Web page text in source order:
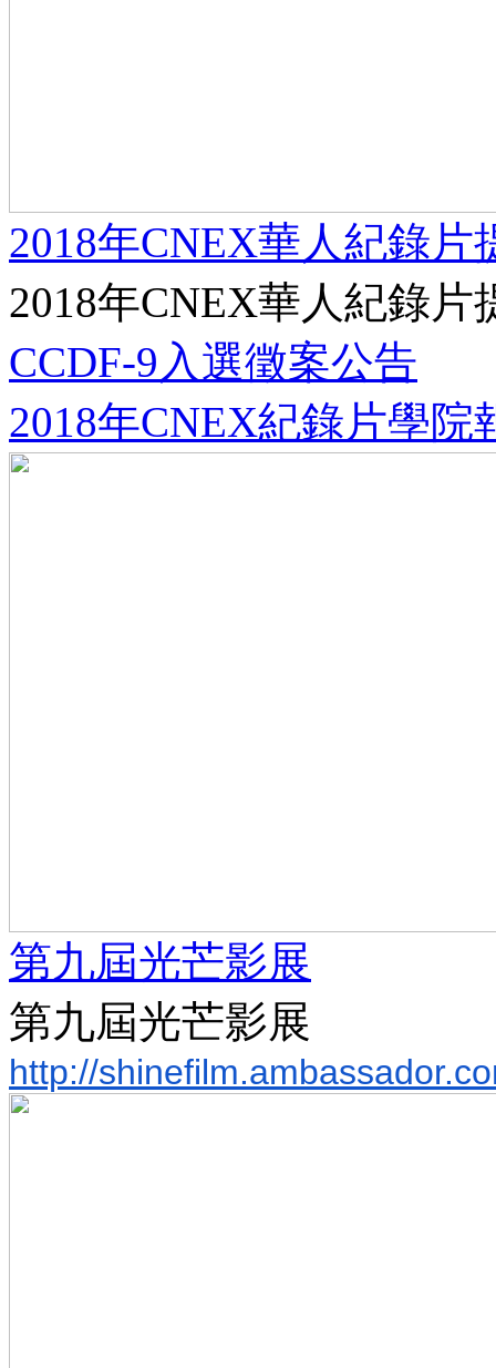
2018年CNEX華人紀錄片
2018年CNEX華人紀錄片
CCDF-9入選徵案公告
2018年CNEX紀錄片學院
第九屆光芒影展
第九屆光芒影展
http://shinefilm.ambassador.